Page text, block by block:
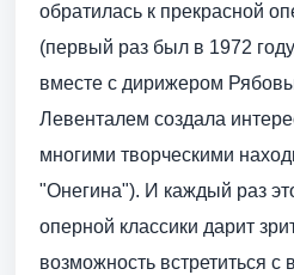
обратилась к прекрасной
(первый раз был в 1972
вместе с дирижером
Левенталем создала
многими творческими
"Онегина"). И каждый раз
оперной классики дарит
возможность встретиться